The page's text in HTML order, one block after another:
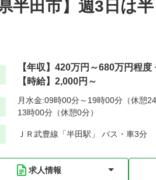
県半田市】週3日は
【年収】420万円～680万円程度
【時給】2,000円～
月水金:09時00分～19時00分（休憩
13時00分（休憩0分）
ＪＲ武豊線「半田駅」 バス・車3分
求人情報